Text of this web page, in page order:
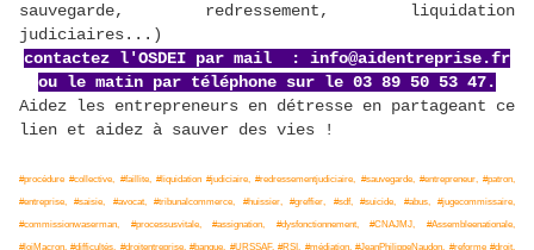
sauvegarde, redressement, liquidation
judiciaires...)
contactez l'OSDEI par mail : info@aidentreprise.fr
ou le matin par téléphone sur le 03 89 50 53 47.
Aidez les entrepreneurs en détresse en partageant ce
lien et aidez à sauver des vies !
#procédure #collective, #faillite, #liquidation #judiciaire, #redressementjudiciaire, #sauvegarde, #entrepreneur, #patron,
#entreprise, #saisie, #avocat, #tribunalcommerce, #huissier, #greffier, #sdf, #suicide, #abus, #jugecommissaire,
#commissionwaserman, #processusvitale, #assignation, #dysfonctionnement, #CNAJMJ, #Assembleenationale,
#loiMacron, #difficultés, #droitentreprise, #banque, #URSSAF, #RSI, #médiation, #JeanPhilippeNaudon, #reforme #droit,